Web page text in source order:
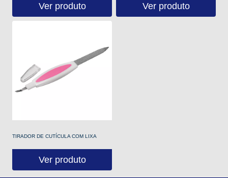
Ver produto Ver produto
TIRADOR DE CUTÍCULA COM LIXA
Ver produto